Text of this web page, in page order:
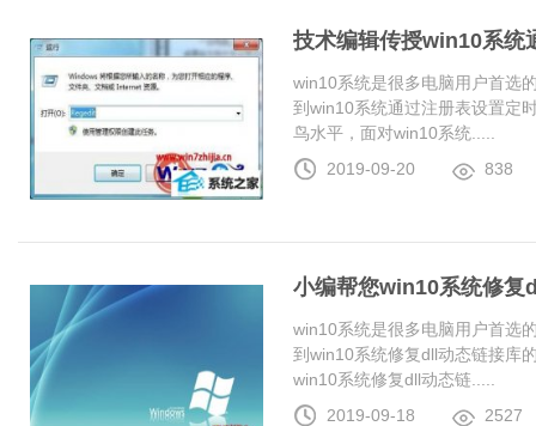
技术编辑传授win10系统
win10系统是很多电脑用户首选
到win10系统通过注册表设置定
鸟水平，面对win10系统.....
2019-09-20
838
小编帮您win10系统修复
win10系统是很多电脑用户首选
到win10系统修复dll动态链接库
win10系统修复dll动态链.....
2019-09-18
2527